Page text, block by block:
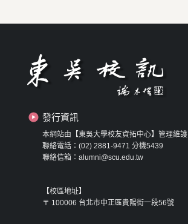
發行資訊
本網站由【東吳大學校友資拓中心】管理維護
聯絡電話：(02) 2881-9471 分機5439
聯絡信箱：alumni@scu.edu.tw
【校區地址】
〒 100006 台北市中正區貴陽街一段56號